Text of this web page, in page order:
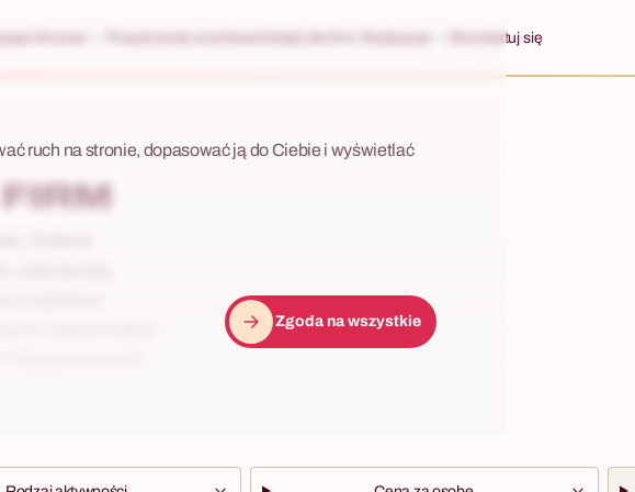
firmowe Skontaktuj się
ruch na stronie, dopasować ją do Ciebie i wyświetlać
Zgoda na wszystkie
i teleturniejów